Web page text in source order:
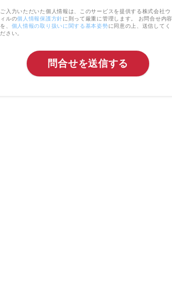
ご入力いただいた個人情報は、このサービスを提供する株式会社ウ
ィルの個人情報保護方針に則って厳重に管理します。 お問合せ内容
を、 個人情報の取り扱いに関する基本姿勢に同意の上、送信してく
ださい。
問合せを送信する